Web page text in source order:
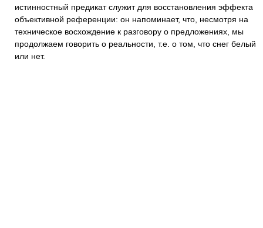
истинностный предикат служит для восстановления эффекта
объективной референции: он напоминает, что, несмотря на
техническое восхождение к разговору о предложениях, мы
продолжаем говорить о реальности, т.е. о том, что снег белый
или нет.